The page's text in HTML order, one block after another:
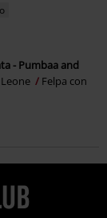
- Pumbaa and
Felpa con